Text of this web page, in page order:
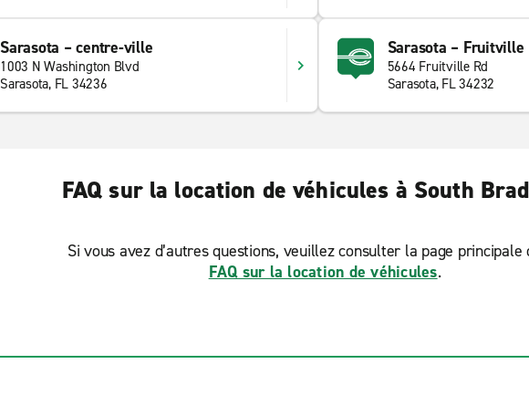
Sarasota – centre-ville
1003 N Washington Blvd
Sarasota, FL 34236
Sarasota – Fruitville
5664 Fruitville Rd
Sarasota, FL 34232
FAQ sur la location de véhicules à South
Si vous avez d’autres questions, veuillez consulter la page principale
FAQ sur la location de véhicules.